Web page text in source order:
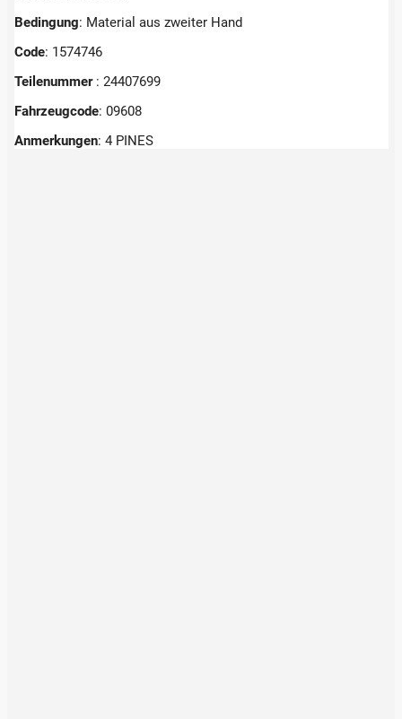
Bedingung: Material aus zweiter Hand
Code: 1574746
Teilenummer : 24407699
Fahrzeugcode: 09608
Anmerkungen: 4 PINES